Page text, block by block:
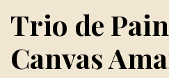
Trio de
Canvas